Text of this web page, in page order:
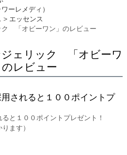
ーレメディ）
エッセンス
ク 「オビーワン」のレビュー
ジェリック 「オビーワ
のレビュー
されると１００ポイントプ
と１００ポイントプレゼント！
ます）